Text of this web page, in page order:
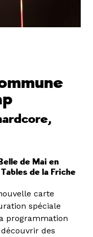
de Mai en
de la Friche
carte
spéciale
programmation
des